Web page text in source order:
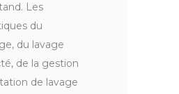
Les
du
du lavage
de la gestion
de lavage